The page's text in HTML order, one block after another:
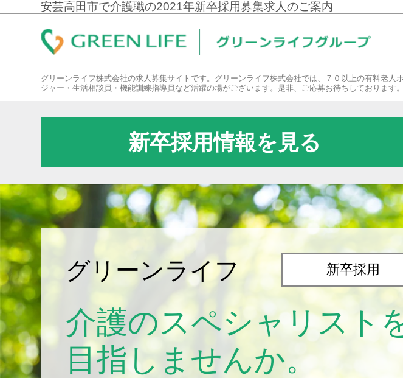
安芸高田市で介護職の2021年新卒採用募集求人のご案内
グリーンライフ株式会社の求人募集サイトです。グリーンライフ株式会社では、７０以上の有料老
ジャー・生活相談員・機能訓練指導員など活躍の場がございます。是非、ご応募お待ちしております。
新卒採用情報を見る
グリーンライフ 新卒採用
介護のスペシャリスト
目指しませんか。